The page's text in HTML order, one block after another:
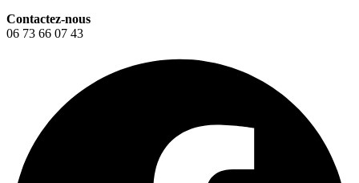
Contactez-nous
06 73 66 07 43